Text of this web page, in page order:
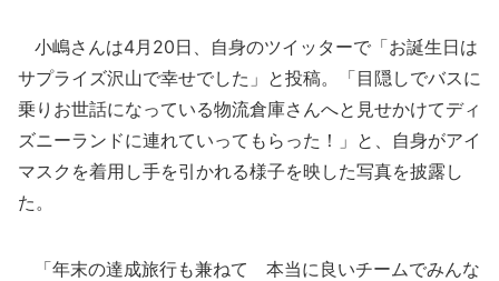
小嶋さんは4月20日、自身のツイッターで「お誕生日は
サプライズ沢山で幸せでした」と投稿。「目隠しでバスに
乗りお世話になっている物流倉庫さんへと見せかけてディ
ズニーランドに連れていってもらった！」と、自身がアイ
マスクを着用し手を引かれる様子を映した写真を披露し
た。
「年末の達成旅行も兼ねて 本当に良いチームでみんな